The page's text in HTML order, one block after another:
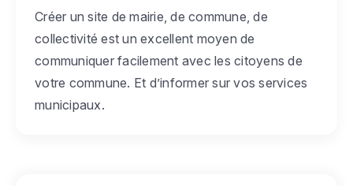
Créer un site de mairie, de commune, de
collectivité est un excellent moyen de
communiquer facilement avec les citoyens de
votre commune. Et d’informer sur vos services
municipaux.